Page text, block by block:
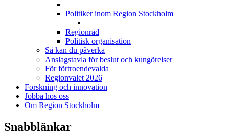
Politiker inom Region Stockholm
Regionråd
Politisk organisation
Så kan du påverka
Anslagstavla för beslut och kungörelser
För förtroendevalda
Regionvalet 2026
Forskning och innovation
Jobba hos oss
Om Region Stockholm
Snabblänkar